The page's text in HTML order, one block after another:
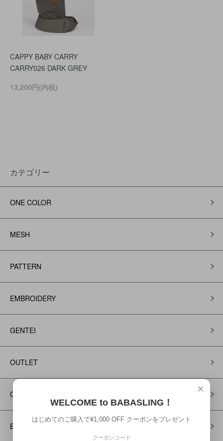
CAPPY BABY CARRY
CARRY026 DARK GREY
13,200円(内税)
カテゴリー
ONE COLOR
MESH
PATTERN
EMBROIDERY
GENTEI
OUTLET
Gift Rapping
BABY CARRY
×
WELCOME to BABASLING！
はじめてのご購入で¥1,000 OFF クーポンをプレゼント
クーポンコード